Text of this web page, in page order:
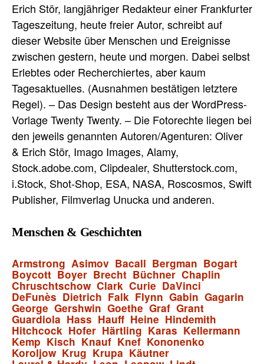
Erich Stör, langjähriger Redakteur einer Frankfurter
Tageszeitung, heute freier Autor, schreibt auf
dieser Website über Menschen und Ereignisse
zwischen gestern, heute und morgen. Dabei selbst
Erlebtes oder Recherchiertes, aber kaum
Tagesaktuelles. (Ausnahmen bestätigen letztere
Regel). – Das Design besteht aus der WordPress-
Vorlage Twenty Twenty. – Die Fotorechte liegen bei
den jeweils genannten Autoren/Agenturen: Oliver
& Erich Stör, Imago Images, Alamy,
Stock.adobe.com, Clipdealer, Shutterstock.com,
i.Stock, Shot-Shop, ESA, NASA, Roscosmos, Swift
Publisher, Filmverlag Unucka und anderen.
Menschen & Geschichten
Armstrong Asimov Bacall Bergman Bogart
Boycott Boyer Brecht Büchner Chaplin
Chruschtschow Clark Curie DaVinci
DeFunès Dietrich Falk Flynn Gabin Gagarin
George Gershwin Goethe Graf Grant
Guardiola Hass Hauff Heine Hindemith
Hitchcock Hofer Härtling Karas Kellermann
Kemp Kisch Knauf Knef Kononenko
Koroljow Krug Krupa Käutner